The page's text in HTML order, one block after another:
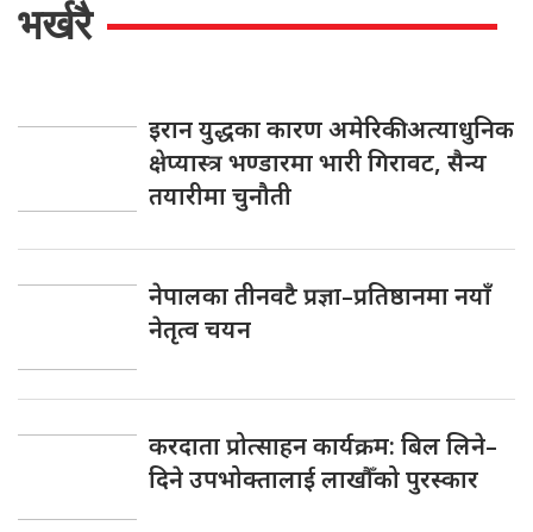
भर्खरै
इरान युद्धका कारण अमेरिकी अत्याधुनिक
क्षेप्यास्त्र भण्डारमा भारी गिरावट, सैन्य
तयारीमा चुनौती
नेपालका तीनवटै प्रज्ञा–प्रतिष्ठानमा नयाँ
नेतृत्व चयन
करदाता प्रोत्साहन कार्यक्रम: बिल लिने–
दिने उपभोक्तालाई लाखौँको पुरस्कार